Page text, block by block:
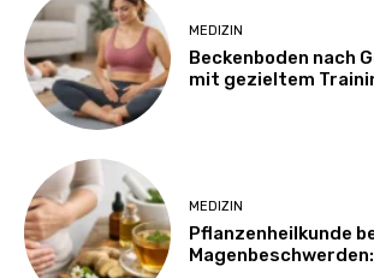
MEDIZIN
Beckenboden nach
mit gezieltem
MEDIZIN
Pflanzenheilkunde